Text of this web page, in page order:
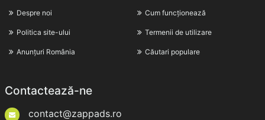
Despre noi
Politica site-ului
Anunțuri România
Cum funcționează
Termenii de utilizare
Căutari populare
Contactează-ne
contact@zappads.ro